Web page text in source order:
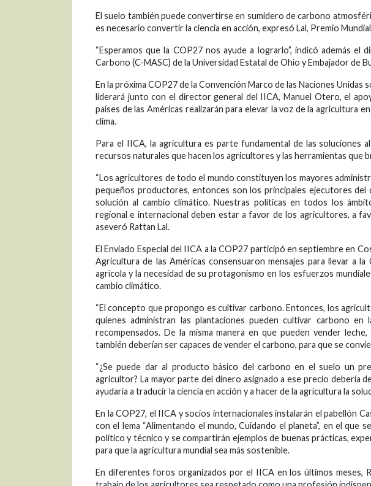
El suelo también puede convertirse en sumidero de carbono
es necesario convertir la ciencia en acción, expresó Lal, Premio
“Esperamos que la COP27 nos ayude a lograrlo”, indicó además
Carbono (C-MASC) de la Universidad Estatal de Ohio y Embajador de
En la próxima COP27 de la Convención Marco de las Naciones Unidas
liderará junto con el director general del IICA, Manuel Otero, el
países de las Américas realizarán para elevar la voz de la agricultura
clima.
Para el IICA, la agricultura es parte fundamental de las soluciones
recursos naturales que hacen los agricultores y las herramientas que
“Los agricultores de todo el mundo constituyen los mayores
pequeños productores, entonces son los principales ejecutores
solución al cambio climático. Nuestras políticas en todos los
regional e internacional deben estar a favor de los agricultores, a
aseveró Rattan Lal.
El Enviado Especial del IICA a la COP27 participó en septiembre en
Agricultura de las Américas consensuaron mensajes para llevar a
agrícola y la necesidad de su protagonismo en los esfuerzos
cambio climático.
“El concepto que propongo es cultivar carbono. Entonces, los
quienes administran las plantaciones pueden cultivar carbono
recompensados. De la misma manera en que pueden vender
también deberían ser capaces de vender el carbono, para que se
“¿Se puede dar al producto básico del carbono en el suelo un
agricultor? La mayor parte del dinero asignado a ese precio debería
ayudaría a traducir la ciencia en acción y a hacer de la agricultura la
En la COP27, el IICA y socios internacionales instalarán el pabellón
con el lema “Alimentando el mundo, Cuidando el planeta”, en el
político y técnico y se compartirán ejemplos de buenas prácticas,
para que la agricultura mundial sea más sostenible.
En diferentes foros organizados por el IICA en los últimos meses,